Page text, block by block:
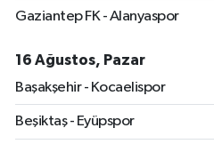
Gaziantep FK - Alanyaspor
16 Ağustos, Pazar
Başakşehir - Kocaelispor
Beşiktaş - Eyüpspor